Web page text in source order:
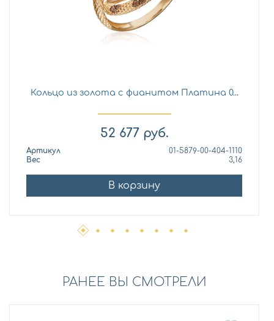
Кольцо из золота с фианитом Платина 0...
52 677 руб.
Артикул
01-5879-00-404-1110
Вес
3,16
В корзину
РАНЕЕ ВЫ СМОТРЕЛИ